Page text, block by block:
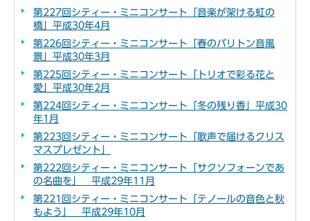
第227回シティー・ミニコンサート「音楽が架ける虹の
橋」平成30年4月
第226回シティー・ミニコンサート「春のバリトン音風
景」平成30年3月
第225回シティー・ミニコンサート「トリオで彩る花と
愛」平成30年2月
第224回シティー・ミニコンサート「冬の残り香」平成30
年1月
第223回シティー・ミニコンサート「歌声で届けるクリス
マスプレゼント」
第222回シティー・ミニコンサート「サクソフォーンであ
の名曲を」 平成29年11月
第221回シティー・ミニコンサート「テノールの音色と秋
もよう」 平成29年10月